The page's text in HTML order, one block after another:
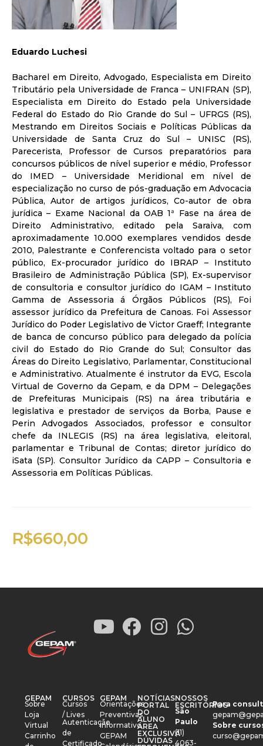
Eduardo Luchesi
Bacharel em Direito, Advogado, Especialista em Direito
Tributário pela Universidade de Franca – UNIFRAN (SP),
Especialista em Direito do Estado pela Universidade
Federal do Estado do Rio Grande do Sul – UFRGS (RS),
Mestrando em Direitos Sociais e Políticas Públicas da
Universidade de Santa Cruz do Sul – UNISC (RS),
Parecerista, Professor de Cursos preparatórios para
concursos públicos de nível superior e médio, Professor
do IMED – Universidade Meridional em nível de
especialização no curso de pós-graduação em Advocacia
Pública, Autor de artigos jurídicos, Co-autor de obra
jurídica – Exame Nacional da OAB 1ª Fase na área de
Direito Administrativo, editado pela Saraiva, com
aproximadamente 10.000 exemplares vendidos desde
2010, Palestrante e Conferencista voltado para o setor
público, Ex-procurador jurídico do IBRAP – Instituto
Brasileiro de Administração Pública (SP), Ex-supervisor
de consultoria e consultor jurídico do IGAM – Instituto
Gamma de Assessoria á Órgãos Públicos (RS), Foi
assessor jurídico da Prefeitura de Canoas. Foi Assessor
Jurídico do Poder Legislativo de Victor Graeff; Integrante
de banca de concurso público para delegado da polícia
civil do Estado do Rio Grande do Sul; Consultor das
Áreas do Direito Legislativo, Parlamentar, Constitucional
e Administrativo. Atualmente é instrutor da EVG, Escola
Virtual de Governo da Gepam, e da DPM – Delegações
de Prefeituras Municipais (RS) na área tributária e
legislativa e prestador de serviços da Borba, Pause e
Perin Advogados Associados, professor e consultor
chefe da INLEGIS (RS) na área legislativa, eleitoral,
parlamentar e Tribunal de Contas; diretor jurídico do
iSata (SP). Consultor Jurídico da CAPP – Consultoria e
Assessoria em Políticas Públicas.
R$660,00
GEPAM
Sobre
Loja
Virtual
Carrinho
CURSOS
Cursos
/ Lives
Autenticação
de
Certificado
GEPAM
Orientações
Preventivas
Informativo
GEPAM
NOTÍCIAS
PORTAL
DO
ALUNO
ÁREA
EXCLUSIVA
DÚVIDAS
NOSSOS
ESCRITÓRIOS
São
Paulo
(11)
4063-
Para
Sobre